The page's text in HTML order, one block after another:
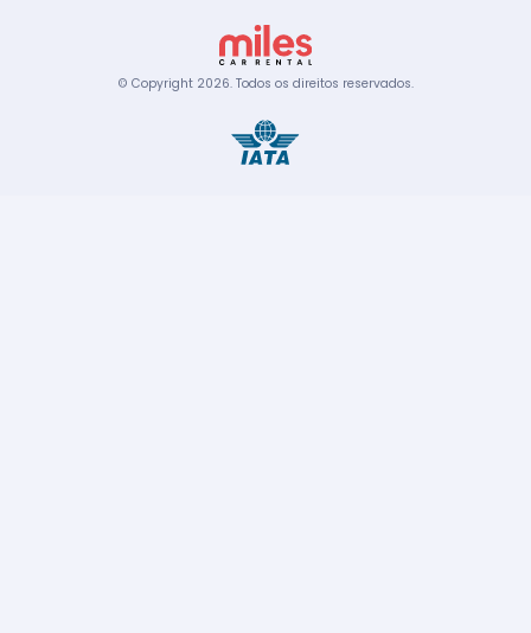
© Copyright 2026. Todos os direitos reservados.